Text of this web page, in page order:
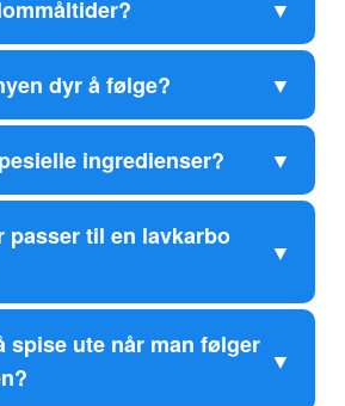
dyr å følge?
ingredienser?
passer til en lavkarbo
spise ute når man følger